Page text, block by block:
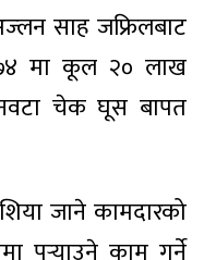
साह जफ्रिलबाट
मा कूल २० लाख
चेक घूस बापत
जाने कामदारको